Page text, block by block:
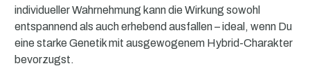
individueller Wahrnehmung kann die Wirkung sowohl
entspannend als auch erhebend ausfallen – ideal, wenn Du
eine starke Genetik mit ausgewogenem Hybrid-Charakter
bevorzugst.